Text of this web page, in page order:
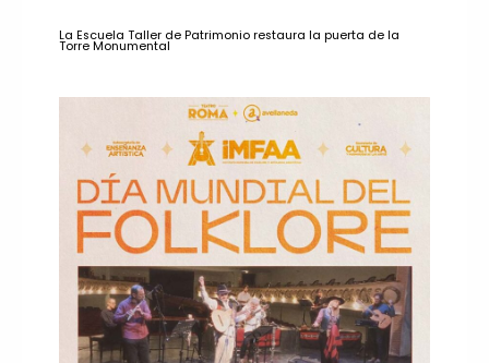
La Escuela Taller de Patrimonio restaura la puerta de la
Torre Monumental